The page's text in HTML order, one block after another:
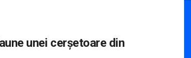
unei cerșetoare din